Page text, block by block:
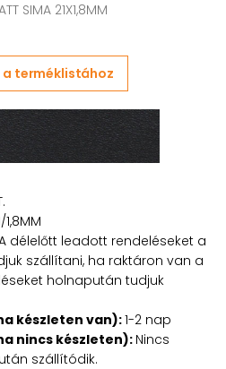
SIMA 21X1,8MM
a terméklistához
1,8MM
délelőtt leadott rendeléseket a
szállítani, ha raktáron van a
holnapután tudjuk
készleten van):1-2 nap
nincs készleten): Nincs
szállítódik.